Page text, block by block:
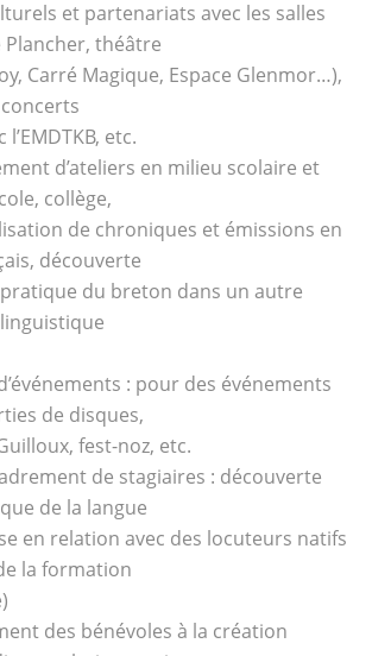
et partenariats avec les salles
Plancher, théâtre
Carré Magique, Espace Glenmor…),
etc.
d’ateliers en milieu scolaire et
collège,
de chroniques et émissions en
découverte
pratique du breton dans un autre
: pour des événements
de disques,
fest-noz, etc.
de stagiaires : découverte
de la langue
en relation avec des locuteurs natifs
la formation
des bénévoles à la création